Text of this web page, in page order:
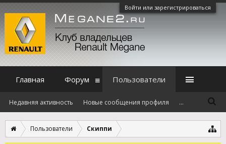
Войти или зарегистрироваться
Пользователи Скиппи
Главная Форум Пользователи
Недавняя активность Новые сообщения профиля ...